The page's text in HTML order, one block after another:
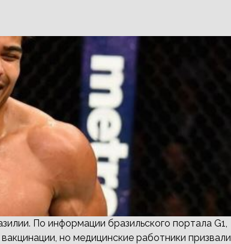
По информации бразильского портала G1,
но медицинские работники призвали